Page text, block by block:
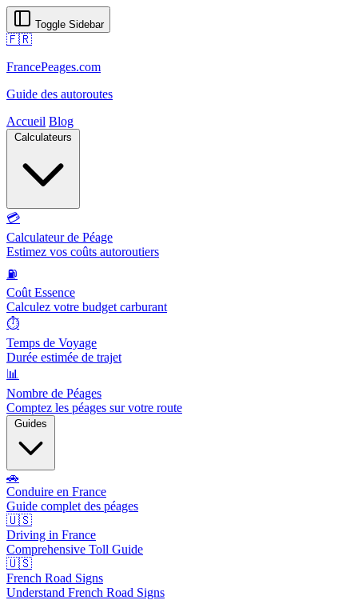
Toggle Sidebar
🇫🇷
FrancePeages.com
Guide des autoroutes
Accueil Blog
Calculateurs
💳
Calculateur de Péage
Estimez vos coûts autoroutiers
⛽
Coût Essence
Calculez votre budget carburant
⏱️
Temps de Voyage
Durée estimée de trajet
📊
Nombre de Péages
Comptez les péages sur votre route
Guides
🚗
Conduire en France
Guide complet des péages
🇺🇸
Driving in France
Comprehensive Toll Guide
🇺🇸
French Road Signs
Understand French Road Signs